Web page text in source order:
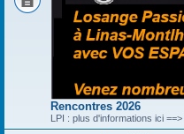
Rencontres 2026
LPI : plus d'informations ici ==>